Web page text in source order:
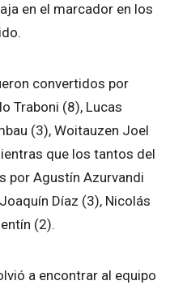
en el marcador en los
convertidos por
Traboni (8), Lucas
(3), Woitauzen Joel
que los tantos del
por Agustín Azurvandi
Díaz (3), Nicolás
(2).
a encontrar al equipo